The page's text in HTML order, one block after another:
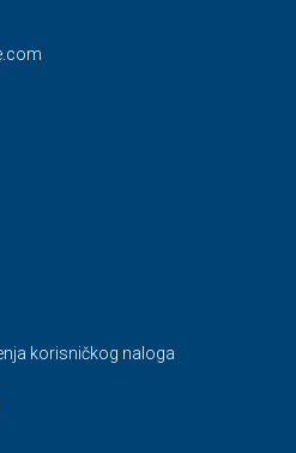
korisničkog naloga